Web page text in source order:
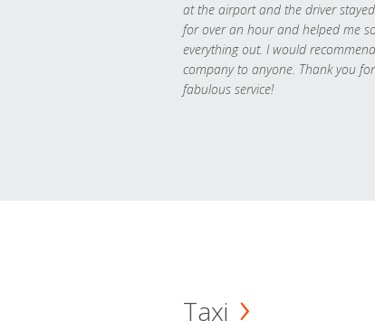
at the airport and the driver
for over an hour and helped me
everything out. I would
company to anyone. Thank you
fabulous service!
Taxi